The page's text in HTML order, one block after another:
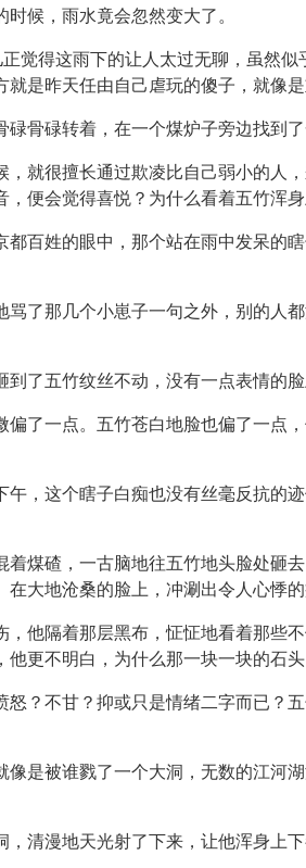
候，雨水竟会忽然变大了。
觉得这雨下的让人太过无聊，虽然
是昨天任由自己虐玩的傻子，就像
骨碌转着，在一个煤炉子旁边找到
就很擅长通过欺凌比自己弱小的人
便会觉得喜悦？为什么看着五竹浑
百姓的眼中，那个站在雨中发呆的
骂了那几个小崽子一句之外，别的人
了五竹纹丝不动，没有一点表情的
了一点。五竹苍白地脸也偏了一点
，这个瞎子白痴也没有丝毫反抗的
着煤碴，一古脑地往五竹地头脸处砸
大地沧桑的脸上，冲涮出令人心悸的
，他隔着那层黑布，怔怔地看着那些
更不明白，为什么那一块一块的石
？不甘？抑或只是情绪二字而已？
是被谁戮了一个大洞，无数的江河
清漫地天光射了下来，让他浑身上